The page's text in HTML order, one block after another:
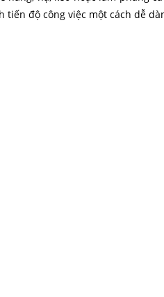
độ công việc một cách dễ